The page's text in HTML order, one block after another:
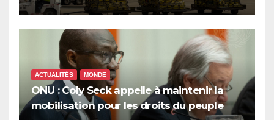
ACTUALITÉS MONDE
ONU : Coly Seck appelle à maintenir la
mobilisation pour les droits du peuple